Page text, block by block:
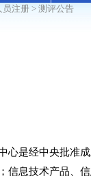
员注册 > 测评公告
心是经中央批准
信息技术产品、